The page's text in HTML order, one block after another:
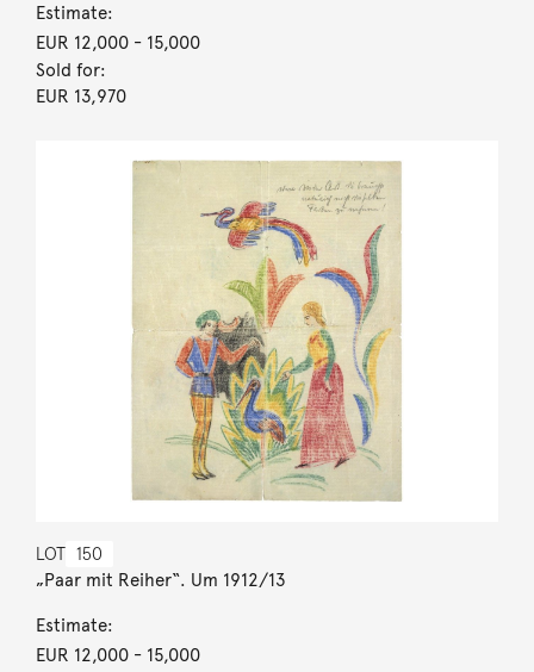
Estimate:
EUR 12,000- 15,000
Sold for:
EUR 13,970
LOT 150
„Paar mit Reiher“. Um 1912/13
Estimate:
EUR 12,000- 15,000